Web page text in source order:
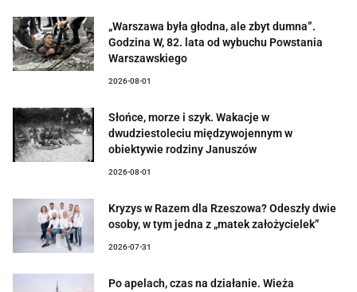
„Warszawa była głodna, ale zbyt dumna”.
Godzina W, 82. lata od wybuchu Powstania
Warszawskiego
2026-08-01
Słońce, morze i szyk. Wakacje w
dwudziestoleciu międzywojennym w
obiektywie rodziny Januszów
2026-08-01
Kryzys w Razem dla Rzeszowa? Odeszły dwie
osoby, w tym jedna z „matek założycielek”
2026-07-31
Po apelach, czas na działanie. Wieża